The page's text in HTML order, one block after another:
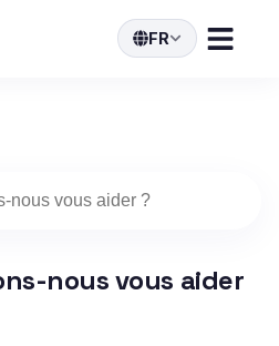
FR
nous vous aider